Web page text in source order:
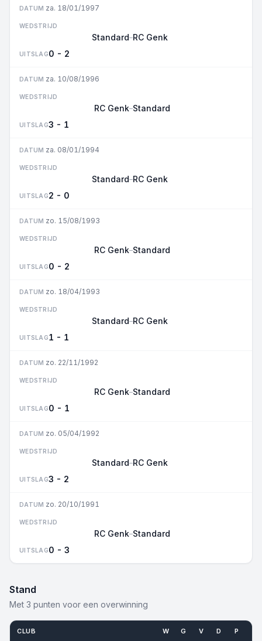
DATUM za. 18/01/1997
WEDSTRIJD
Standard–RC Genk
UITSLAG0 - 2
DATUM za. 10/08/1996
WEDSTRIJD
RC Genk–Standard
UITSLAG3 - 1
DATUM za. 08/01/1994
WEDSTRIJD
Standard–RC Genk
UITSLAG2 - 0
DATUM zo. 15/08/1993
WEDSTRIJD
RC Genk–Standard
UITSLAG0 - 2
DATUM zo. 18/04/1993
WEDSTRIJD
Standard–RC Genk
UITSLAG1 - 1
DATUM zo. 22/11/1992
WEDSTRIJD
RC Genk–Standard
UITSLAG0 - 1
DATUM zo. 05/04/1992
WEDSTRIJD
Standard–RC Genk
UITSLAG3 - 2
DATUM zo. 20/10/1991
WEDSTRIJD
RC Genk–Standard
UITSLAG0 - 3
Stand
Met 3 punten voor een overwinning
CLUB W G V D P